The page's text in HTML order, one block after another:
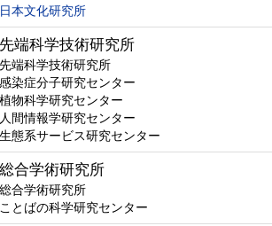
日本文化研究所
先端科学技術研究所
先端科学技術研究所
感染症分子研究センター
植物科学研究センター
人間情報学研究センター
生態系サービス研究センター
総合学術研究所
総合学術研究所
ことばの科学研究センター